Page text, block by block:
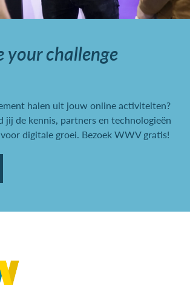
your challenge
halen uit jouw online activiteiten?
jij de kennis, partners en technologieën
digitale groei. Bezoek WWV gratis!